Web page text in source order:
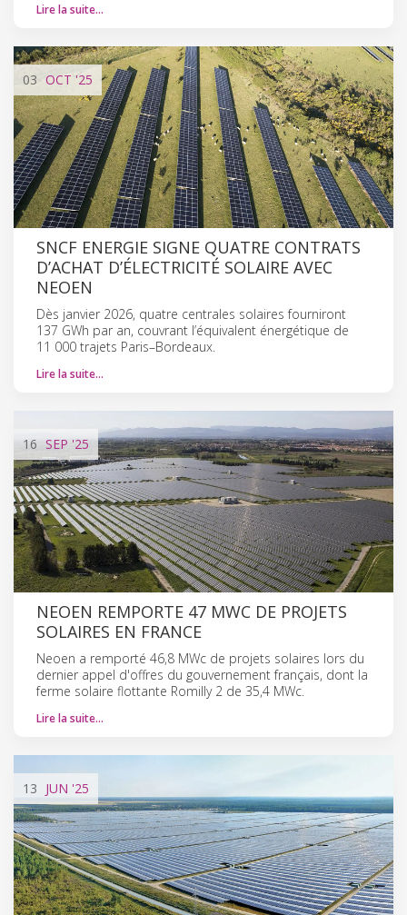
Lire la suite…
03 OCT '25
SNCF ENERGIE SIGNE QUATRE CONTRATS
D’ACHAT D’ÉLECTRICITÉ SOLAIRE AVEC
NEOEN
Dès janvier 2026, quatre centrales solaires fourniront
137 GWh par an, couvrant l’équivalent énergétique de
11 000 trajets Paris–Bordeaux.
Lire la suite…
16 SEP'25
NEOEN REMPORTE 47 MWC DE PROJETS
SOLAIRES EN FRANCE
Neoen a remporté 46,8 MWc de projets solaires lors du
dernier appel d'offres du gouvernement français, dont la
ferme solaire flottante Romilly 2 de 35,4 MWc.
Lire la suite…
13 JUN '25